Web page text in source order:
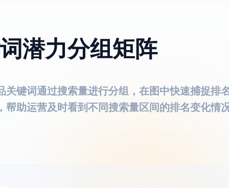
潜力分组矩阵
关键词通过搜索量进行分组，在图中快速捕捉排
帮助运营及时看到不同搜索量区间的排名变化情